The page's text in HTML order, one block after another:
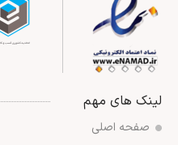
لینک های مهم
صفحه اصلی